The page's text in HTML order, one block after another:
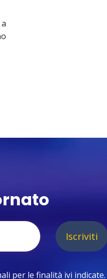
Iscriviti
per le finalità ivi indicate.